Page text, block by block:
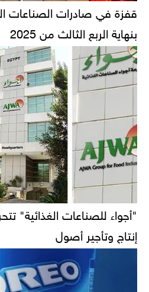
بنهاية الربع الثالث من 2025
"أجواء للصناعات الغذائية"
إنتاج وتأجير أصول